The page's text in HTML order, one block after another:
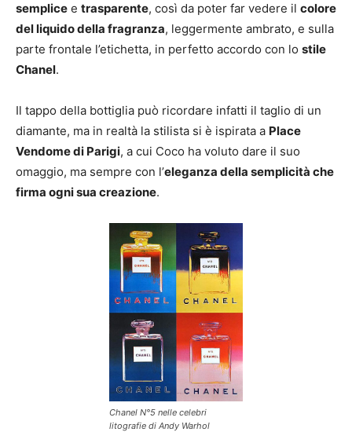
semplice e trasparente, così da poter far vedere il colore
del liquido della fragranza, leggermente ambrato, e sulla
parte frontale l’etichetta, in perfetto accordo con lo stile
Chanel.
Il tappo della bottiglia può ricordare infatti il taglio di un
diamante, ma in realtà la stilista si è ispirata a Place
Vendome di Parigi, a cui Coco ha voluto dare il suo
omaggio, ma sempre con l’eleganza della semplicità che
firma ogni sua creazione.
Chanel N°5 nelle celebri
litografie di Andy Warhol